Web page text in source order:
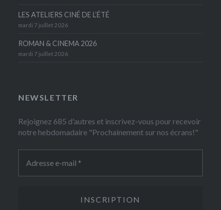
LES ATELIERS CINÉ DE L’ÉTÉ
mardi 7 juillet 2026
ROMAN & CINEMA 2026
mardi 7 juillet 2026
NEWSLETTER
Rejoignez 685 d'autres et inscrivez-vous pour recevoir
notre hebdomadaire "Prochainement sur nos écrans!"